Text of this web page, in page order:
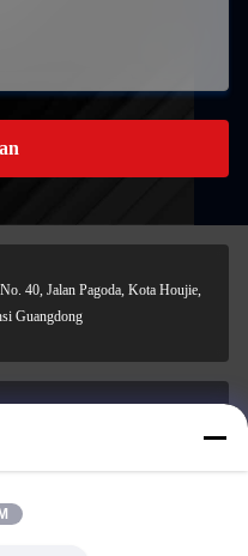
40, Jalan Pagoda, Kota Houjie,
Guangdong